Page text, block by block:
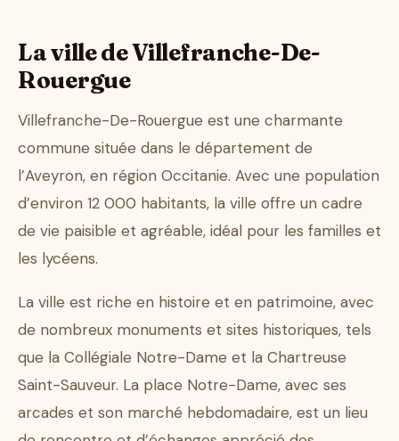
La ville de Villefranche-De-
Rouergue
Villefranche-De-Rouergue est une charmante
commune située dans le département de
l’Aveyron, en région Occitanie. Avec une population
d’environ 12 000 habitants, la ville offre un cadre
de vie paisible et agréable, idéal pour les familles et
les lycéens.
La ville est riche en histoire et en patrimoine, avec
de nombreux monuments et sites historiques, tels
que la Collégiale Notre-Dame et la Chartreuse
Saint-Sauveur. La place Notre-Dame, avec ses
arcades et son marché hebdomadaire, est un lieu